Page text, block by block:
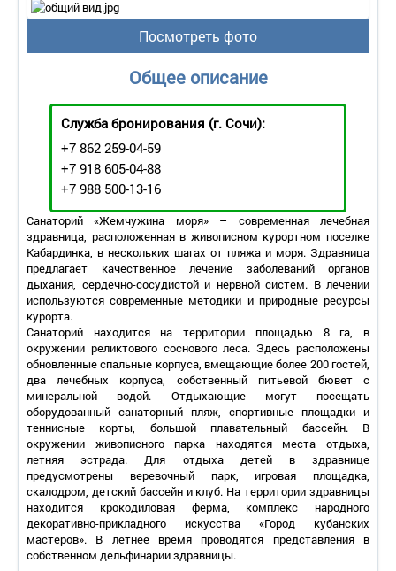
Посмотреть фото
Общее описание
Служба бронирования (г. Сочи):
+7 862 259-04-59
+7 918 605-04-88
+7 988 500-13-16
Санаторий «Жемчужина моря» – современная лечебная
здравница, расположенная в живописном курортном поселке
Кабардинка, в нескольких шагах от пляжа и моря. Здравница
предлагает качественное лечение заболеваний органов
дыхания, сердечно-сосудистой и нервной систем. В лечении
используются современные методики и природные ресурсы
курорта.
Санаторий находится на территории площадью 8 га, в
окружении реликтового соснового леса. Здесь расположены
обновленные спальные корпуса, вмещающие более 200 гостей,
два лечебных корпуса, собственный питьевой бювет с
минеральной водой. Отдыхающие могут посещать
оборудованный санаторный пляж, спортивные площадки и
теннисные корты, большой плавательный бассейн. В
окружении живописного парка находятся места отдыха,
летняя эстрада. Для отдыха детей в здравнице
предусмотрены веревочный парк, игровая площадка,
скалодром, детский бассейн и клуб. На территории здравницы
находится крокодиловая ферма, комплекс народного
декоративно-прикладного искусства «Город кубанских
мастеров». В летнее время проводятся представления в
собственном дельфинарии здравницы.